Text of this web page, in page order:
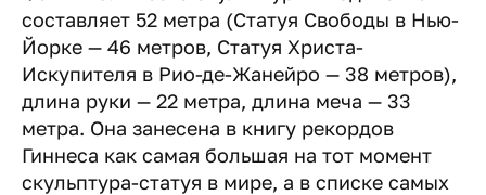
составляет 52 метра (Статуя Свободы в Нью-
Йорке — 46 метров, Статуя Христа-
Искупителя в Рио-де-Жанейро — 38 метров),
длина руки — 22 метра, длина меча — 33
метра. Она занесена в книгу рекордов
Гиннеса как самая большая на тот момент
скульптура-статуя в мире, а в списке самых